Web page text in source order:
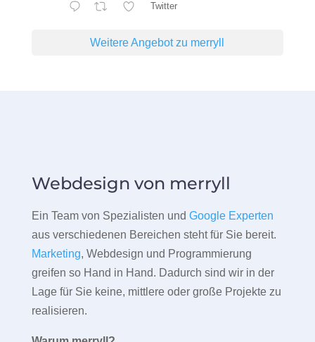
Twitter
Weitere Angebot zu merryll
Webdesign von merryll
Ein Team von Spezialisten und Google Experten
aus verschiedenen Bereichen steht für Sie bereit.
Marketing, Webdesign und Programmierung
greifen so Hand in Hand. Dadurch sind wir in der
Lage für Sie keine, mittlere oder große Projekte zu
realisieren.